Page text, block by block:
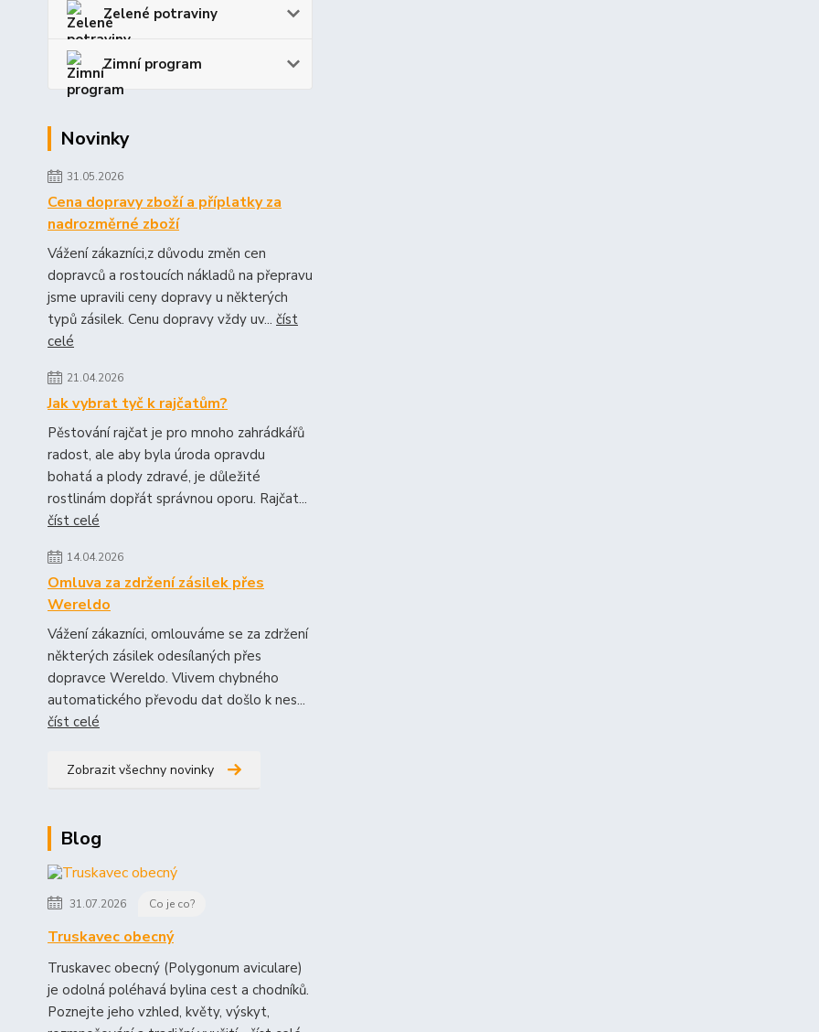
Zelené potraviny
Zimní program
Novinky
31.05.2026
Cena dopravy zboží a příplatky za
nadrozměrné zboží
Vážení zákazníci,z důvodu změn cen
dopravců a rostoucích nákladů na přepravu
jsme upravili ceny dopravy u některých
typů zásilek. Cenu dopravy vždy uv... číst
celé
21.04.2026
Jak vybrat tyč k rajčatům?
Pěstování rajčat je pro mnoho zahrádkářů
radost, ale aby byla úroda opravdu
bohatá a plody zdravé, je důležité
rostlinám dopřát správnou oporu. Rajčat...
číst celé
14.04.2026
Omluva za zdržení zásilek přes
Wereldo
Vážení zákazníci, omlouváme se za zdržení
některých zásilek odesílaných přes
dopravce Wereldo. Vlivem chybného
automatického převodu dat došlo k nes...
číst celé
Zobrazit všechny novinky
Blog
31.07.2026 Co je co?
Truskavec obecný
Truskavec obecný (Polygonum aviculare)
je odolná poléhavá bylina cest a chodníků.
Poznejte jeho vzhled, květy, výskyt,